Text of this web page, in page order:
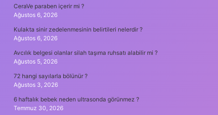
CeraVe paraben içerir mi ?
Ağustos 6, 2026
Kulakta sinir zedelenmesinin belirtileri nelerdir ?
Ağustos 6, 2026
Avcılık belgesi olanlar silah taşıma ruhsatı alabilir mi ?
Ağustos 5, 2026
72 hangi sayılarla bölünür ?
Ağustos 3, 2026
6 haftalık bebek neden ultrasonda görünmez ?
Temmuz 30, 2026